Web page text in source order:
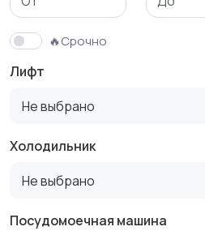
Гаражи и
машиноместа
🔥Срочно
Лифт
Не выбрано
Холодильник
Не выбрано
Посудомоечная машина